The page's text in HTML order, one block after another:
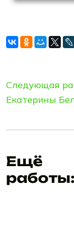
Следующая
Екатерины
Ещё
работы: